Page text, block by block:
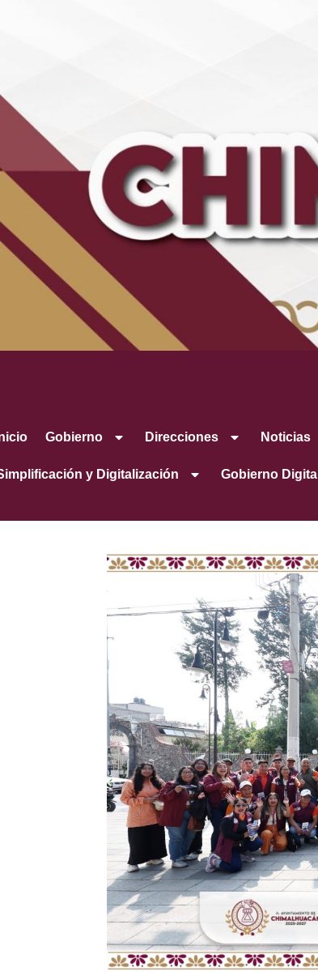
Gobierno Direcciones Noticias
y Digitalización Gobierno Digital